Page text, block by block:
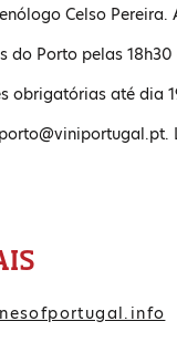
Celso Pereira.
do Porto pelas 18h30
obrigatórias até dia